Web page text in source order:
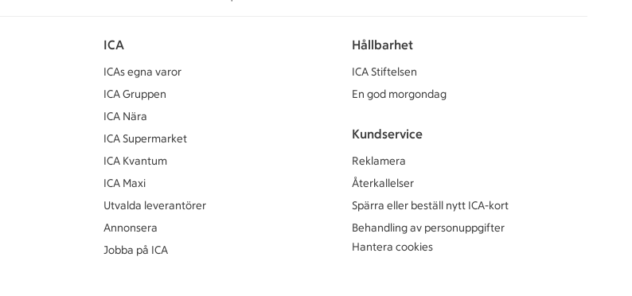
ICA
ICAs egna varor
ICA Gruppen
ICA Nära
ICA Supermarket
ICA Kvantum
ICA Maxi
Utvalda leverantörer
Annonsera
Jobba på ICA
Hållbarhet
ICA Stiftelsen
En god morgondag
Kundservice
Reklamera
Återkallelser
Spärra eller beställ nytt ICA-kort
Behandling av personuppgifter
Hantera cookies